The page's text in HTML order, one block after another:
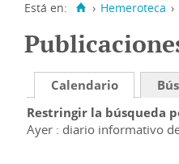
Está en: › Hemeroteca ›
Calendario
Restringir la búsqueda
Ayer : diario informativo